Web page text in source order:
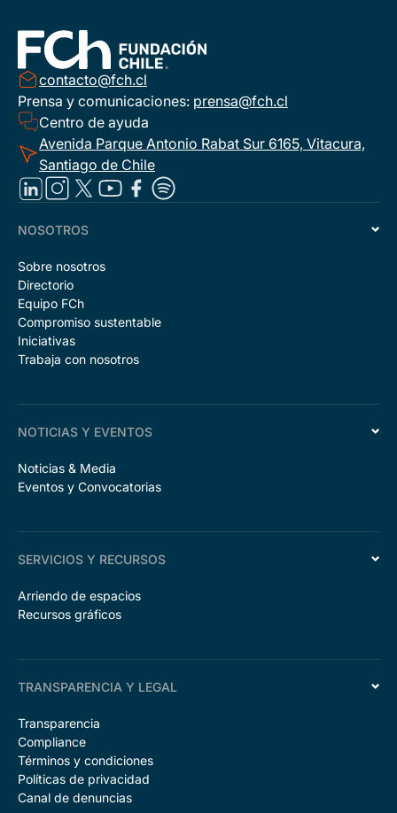
contacto@fch.cl
Prensa y comunicaciones: prensa@fch.cl
Centro de ayuda
Avenida Parque Antonio Rabat Sur 6165, Vitacura,
Santiago de Chile
NOSOTROS
Sobre nosotros
Directorio
Equipo FCh
Compromiso sustentable
Iniciativas
Trabaja con nosotros
NOTICIAS Y EVENTOS
Noticias & Media
Eventos y Convocatorias
SERVICIOS Y RECURSOS
Arriendo de espacios
Recursos gráficos
TRANSPARENCIA Y LEGAL
Transparencia
Compliance
Términos y condiciones
Políticas de privacidad
Canal de denuncias